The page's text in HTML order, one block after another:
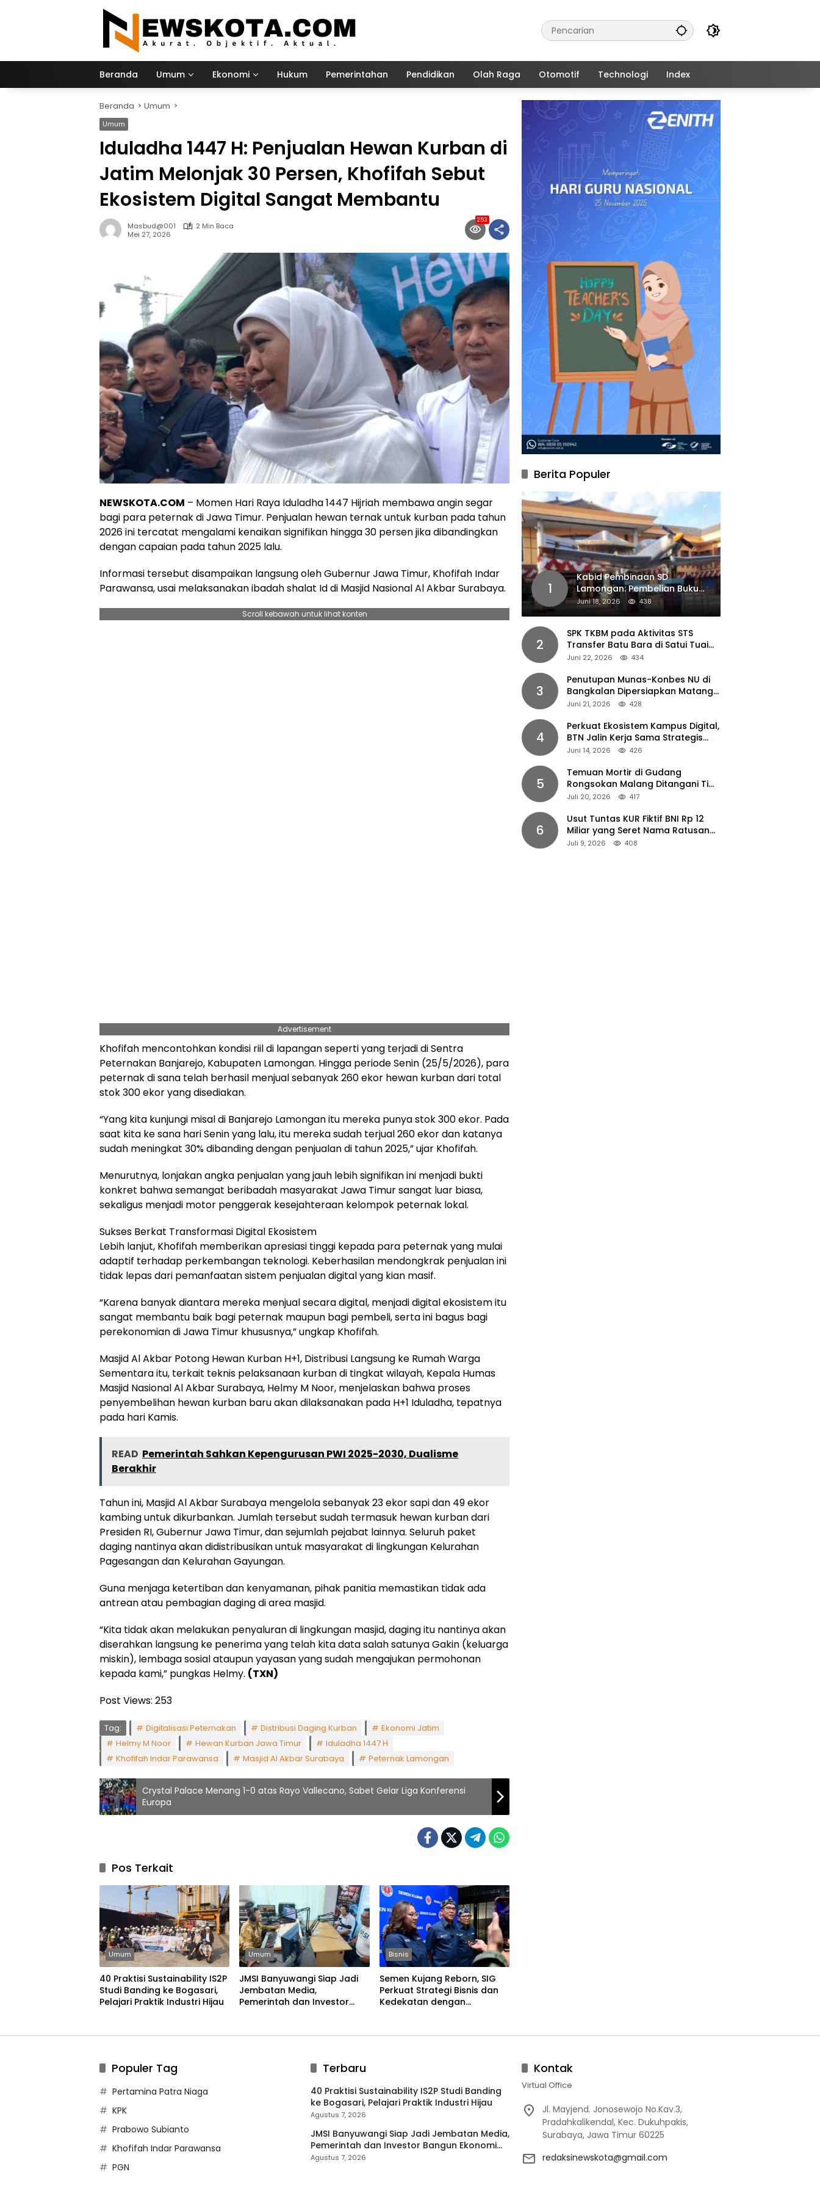
Beranda Umum Ekonomi Hukum Pemerintahan Pendidikan Olah Raga Otomotif Technologi Index
Beranda Umum
Umum
Iduladha 1447 H: Penjualan Hewan Kurban di
Jatim Melonjak 30 Persen, Khofifah Sebut
Ekosistem Digital Sangat Membantu
Masbud@001
2 Min Baca
Mei 27, 2026
253
NEWSKOTA.COM – Momen Hari Raya Iduladha 1447 Hijriah membawa angin segar
bagi para peternak di Jawa Timur. Penjualan hewan ternak untuk kurban pada tahun
2026 ini tercatat mengalami kenaikan signifikan hingga 30 persen jika dibandingkan
dengan capaian pada tahun 2025 lalu.
Informasi tersebut disampaikan langsung oleh Gubernur Jawa Timur, Khofifah Indar
Parawansa, usai melaksanakan ibadah shalat Id di Masjid Nasional Al Akbar Surabaya.
Scroll kebawah untuk lihat konten
Advertisement
Khofifah mencontohkan kondisi riil di lapangan seperti yang terjadi di Sentra
Peternakan Banjarejo, Kabupaten Lamongan. Hingga periode Senin (25/5/2026), para
peternak di sana telah berhasil menjual sebanyak 260 ekor hewan kurban dari total
stok 300 ekor yang disediakan.
“Yang kita kunjungi misal di Banjarejo Lamongan itu mereka punya stok 300 ekor. Pada
saat kita ke sana hari Senin yang lalu, itu mereka sudah terjual 260 ekor dan katanya
sudah meningkat 30% dibanding dengan penjualan di tahun 2025,” ujar Khofifah.
Menurutnya, lonjakan angka penjualan yang jauh lebih signifikan ini menjadi bukti
konkret bahwa semangat beribadah masyarakat Jawa Timur sangat luar biasa,
sekaligus menjadi motor penggerak kesejahteraan kelompok peternak lokal.
Sukses Berkat Transformasi Digital Ekosistem
Lebih lanjut, Khofifah memberikan apresiasi tinggi kepada para peternak yang mulai
adaptif terhadap perkembangan teknologi. Keberhasilan mendongkrak penjualan ini
tidak lepas dari pemanfaatan sistem penjualan digital yang kian masif.
“Karena banyak diantara mereka menjual secara digital, menjadi digital ekosistem itu
sangat membantu baik bagi peternak maupun bagi pembeli, serta ini bagus bagi
perekonomian di Jawa Timur khususnya,” ungkap Khofifah.
Masjid Al Akbar Potong Hewan Kurban H+1, Distribusi Langsung ke Rumah Warga
Sementara itu, terkait teknis pelaksanaan kurban di tingkat wilayah, Kepala Humas
Masjid Nasional Al Akbar Surabaya, Helmy M Noor, menjelaskan bahwa proses
penyembelihan hewan kurban baru akan dilaksanakan pada H+1 Iduladha, tepatnya
pada hari Kamis.
READ Pemerintah Sahkan Kepengurusan PWI 2025-2030, Dualisme
Berakhir
Tahun ini, Masjid Al Akbar Surabaya mengelola sebanyak 23 ekor sapi dan 49 ekor
kambing untuk dikurbankan. Jumlah tersebut sudah termasuk hewan kurban dari
Presiden RI, Gubernur Jawa Timur, dan sejumlah pejabat lainnya. Seluruh paket
daging nantinya akan didistribusikan untuk masyarakat di lingkungan Kelurahan
Pagesangan dan Kelurahan Gayungan.
Guna menjaga ketertiban dan kenyamanan, pihak panitia memastikan tidak ada
antrean atau pembagian daging di area masjid.
“Kita tidak akan melakukan penyaluran di lingkungan masjid, daging itu nantinya akan
diserahkan langsung ke penerima yang telah kita data salah satunya Gakin (keluarga
miskin), lembaga sosial ataupun yayasan yang sudah mengajukan permohonan
kepada kami,” pungkas Helmy. (TXN)
Post Views: 253
Tag: Digitalisasi Peternakan Distribusi Daging Kurban
Ekonomi Jatim
Helmy M Noor
Hewan Kurban Jawa Timur
Iduladha 1447 H
Khofifah Indar Parawansa
Masjid Al Akbar Surabaya Peternak Lamongan
Crystal Palace Menang 1-0 atas Rayo Vallecano, Sabet Gelar Liga Konferensi
Europa
Pos Terkait
Umum
40 Praktisi Sustainability IS2P
Studi Banding ke Bogasari,
Pelajari Praktik Industri Hijau
Umum
JMSI Banyuwangi Siap Jadi
Jembatan Media,
Pemerintah dan Investor
Bisnis
Semen Kujang Reborn, SIG
Perkuat Strategi Bisnis dan
Kedekatan dengan
Berita Populer
1
Kabid Pembinaan SD
Lamongan: Pembelian Buku
Pendamping Tidak Boleh
Dipaksakan
Juni 18, 2026 438
2
SPK TKBM pada Aktivitas STS
Transfer Batu Bara di Satui Tuai
Sorotan
Juni 22, 2026 434
3
Penutupan Munas-Konbes NU di
Bangkalan Dipersiapkan Matang,
Gus Ipul Turun Tangan
Juni 21, 2026 428
4
Perkuat Ekosistem Kampus Digital,
BTN Jalin Kerja Sama Strategis
dengan UNAIR
Juni 14, 2026 426
5
Temuan Mortir di Gudang
Rongsokan Malang Ditangani Tim
Gegana Polda Jatim
Juli 20, 2026 417
6
Usut Tuntas KUR Fiktif BNI Rp 12
Miliar yang Seret Nama Ratusan
Petani Jember
Juli 9, 2026 408
Populer Tag
Pertamina Patra Niaga
KPK
Prabowo Subianto
Khofifah Indar Parawansa
PGN
Terbaru
40 Praktisi Sustainability IS2P Studi Banding
ke Bogasari, Pelajari Praktik Industri Hijau
Agustus 7, 2026
JMSI Banyuwangi Siap Jadi Jembatan Media,
Pemerintah dan Investor Bangun Ekonomi
Daerah
Agustus 7, 2026
Kontak
Virtual Office
Jl. Mayjend. Jonosewojo No.Kav.3,
Pradahkalikendal, Kec. Dukuhpakis,
Surabaya, Jawa Timur 60225
redaksinewskota@gmail.com